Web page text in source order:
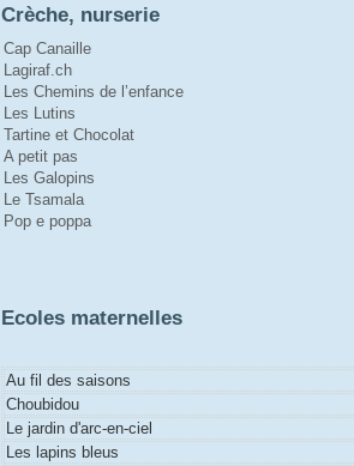
Crèche, nurserie
Cap Canaille
Lagiraf.ch
Les Chemins de l’enfance
Les Lutins
Tartine et Chocolat
A petit pas
Les Galopins
Le Tsamala
Pop e poppa
Ecoles maternelles
Au fil des saisons
Choubidou
Le jardin d'arc-en-ciel
Les lapins bleus